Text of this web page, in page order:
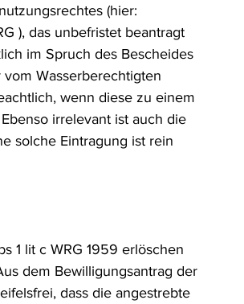
(hier:
), das unbefristet beantragt
im Spruch des Bescheides
Wasserberechtigten
wenn diese zu einem
irrelevant ist auch die
solche Eintragung ist rein
1 lit c WRG 1959 erlöschen
dem Bewilligungsantrag der
dass die angestrebte